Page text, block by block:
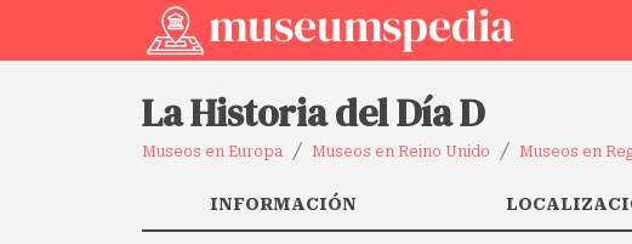
La Historia del Día D
Museos en Europa Museos en Reino Unido Museos en
INFORMACIÓN